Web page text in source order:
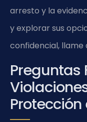
arresto y la
y explorar sus
confidencial, llame
Preguntas